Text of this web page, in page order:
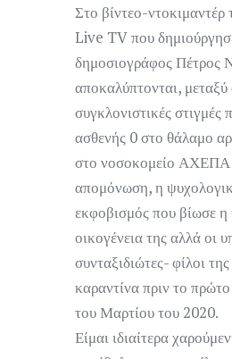
Στο βίντεο-
Live TV που
δημοσιογράφος Πέτρος
αποκαλύπτονται,
συγκλονιστικές στιγμές
ασθενής 0 στο θάλαμο
στο νοσοκομείο ΑΧΕΠΑ
απομόνωση, η
εκφοβισμός που βίωσε η
οικογένεια της αλλά οι
συνταξιδιώτες- φίλοι
καραντίνα πριν το
του Μαρτίου του 2020.
Είμαι ιδιαίτερα